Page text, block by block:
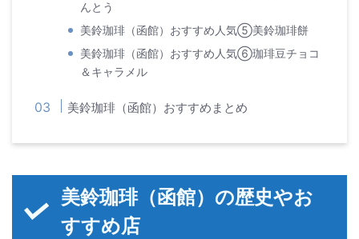
んとう
美鈴珈琲（函館）おすすめ人気⑤美鈴珈琲餅
美鈴珈琲（函館）おすすめ人気⑥珈琲豆チョコ
＆キャラメル
美鈴珈琲（函館）おすすめまとめ
美鈴珈琲（函館）の歴史やお
すすめ店